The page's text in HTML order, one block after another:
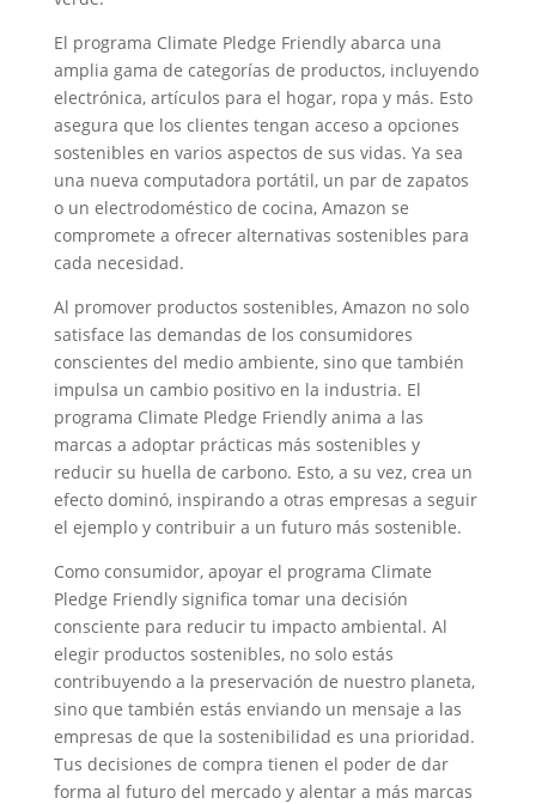
El programa Climate Pledge Friendly abarca una
amplia gama de categorías de productos, incluyendo
electrónica, artículos para el hogar, ropa y más. Esto
asegura que los clientes tengan acceso a opciones
sostenibles en varios aspectos de sus vidas. Ya sea
una nueva computadora portátil, un par de zapatos
o un electrodoméstico de cocina, Amazon se
compromete a ofrecer alternativas sostenibles para
cada necesidad.
Al promover productos sostenibles, Amazon no solo
satisface las demandas de los consumidores
conscientes del medio ambiente, sino que también
impulsa un cambio positivo en la industria. El
programa Climate Pledge Friendly anima a las
marcas a adoptar prácticas más sostenibles y
reducir su huella de carbono. Esto, a su vez, crea un
efecto dominó, inspirando a otras empresas a seguir
el ejemplo y contribuir a un futuro más sostenible.
Como consumidor, apoyar el programa Climate
Pledge Friendly significa tomar una decisión
consciente para reducir tu impacto ambiental. Al
elegir productos sostenibles, no solo estás
contribuyendo a la preservación de nuestro planeta,
sino que también estás enviando un mensaje a las
empresas de que la sostenibilidad es una prioridad.
Tus decisiones de compra tienen el poder de dar
forma al futuro del mercado y alentar a más marcas